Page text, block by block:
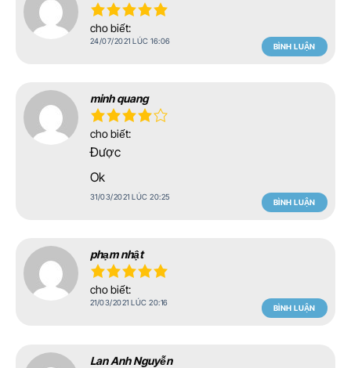
cho biết:
24/07/2021 LÚC 16:06
BÌNH LUẬN
minh quang
cho biết:
Được
Ok
31/03/2021 LÚC 20:25
BÌNH LUẬN
phạm nhật
cho biết:
21/03/2021 LÚC 20:16
BÌNH LUẬN
Lan Anh Nguyễn